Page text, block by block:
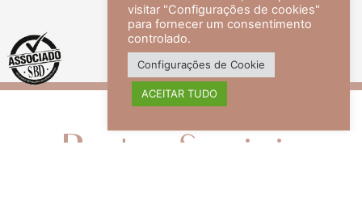
veja mais +
Redes Sociais
visitar "Configurações de cookies"
para fornecer um consentimento
controlado.
Configurações de Cookie
ACEITAR TUDO